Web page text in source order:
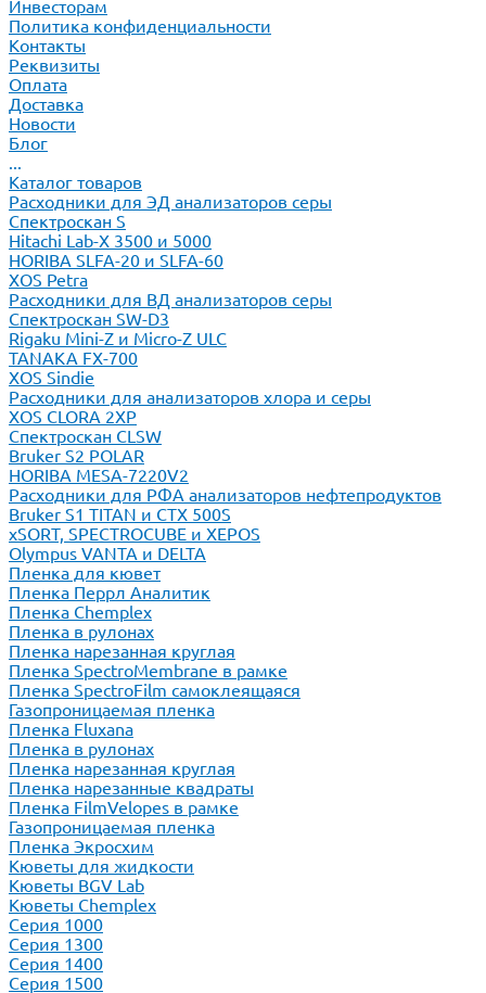
Инвесторам
Политика конфиденциальности
Контакты
Реквизиты
Оплата
Доставка
Новости
Блог
...
Каталог товаров
Расходники для ЭД анализаторов серы
Спектроскан S
Hitachi Lab-X 3500 и 5000
HORIBA SLFA-20 и SLFA-60
XOS Petra
Расходники для ВД анализаторов серы
Спектроскан SW-D3
Rigaku Mini-Z и Micro-Z ULC
TANAKA FX-700
XOS Sindie
Расходники для анализаторов хлора и серы
XOS CLORA 2XP
Спектроскан CLSW
Bruker S2 POLAR
HORIBA MESA-7220V2
Расходники для РФА анализаторов нефтепродуктов
Bruker S1 TITAN и CTX 500S
xSORT, SPECTROCUBE и XEPOS
Olympus VANTA и DELTA
Пленка для кювет
Пленка Перрл Аналитик
Пленка Chemplex
Пленка в рулонах
Пленка нарезанная круглая
Пленка SpectroMembrane в рамке
Пленка SpectroFilm самоклеящаяся
Газопроницаемая пленка
Пленка Fluxana
Пленка в рулонах
Пленка нарезанная круглая
Пленка нарезанные квадраты
Пленка FilmVelopes в рамке
Газопроницаемая пленка
Пленка Экросхим
Кюветы для жидкости
Кюветы BGV Lab
Кюветы Chemplex
Серия 1000
Серия 1300
Серия 1400
Серия 1500